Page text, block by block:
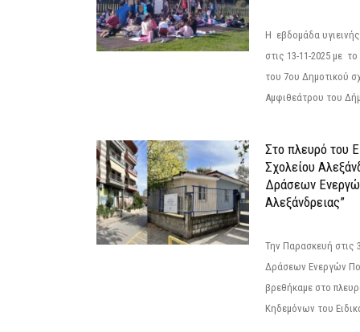
Η εβδομάδα
στις 13-11-2025 με
του 7ου Δημοτικού
Αμφιθεάτρου του
Στο πλευρό του
Σχολείου
Δράσεων
Αλεξάνδρειας”
Την Παρασκευή
Δράσεων Ενεργών
βρεθήκαμε στο
Κηδεμόνων του